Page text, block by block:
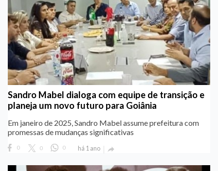
Sandro Mabel dialoga com equipe de transição e
planeja um novo futuro para Goiânia
Em janeiro de 2025, Sandro Mabel assume prefeitura com
promessas de mudanças significativas
0 0 0 há 1 ano 